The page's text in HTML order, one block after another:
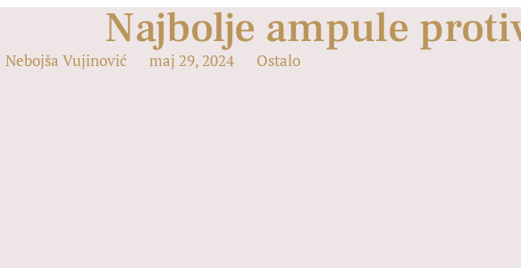
Najbolje ampule
Nebojša Vujinović maj 29, 2024 Ostalo